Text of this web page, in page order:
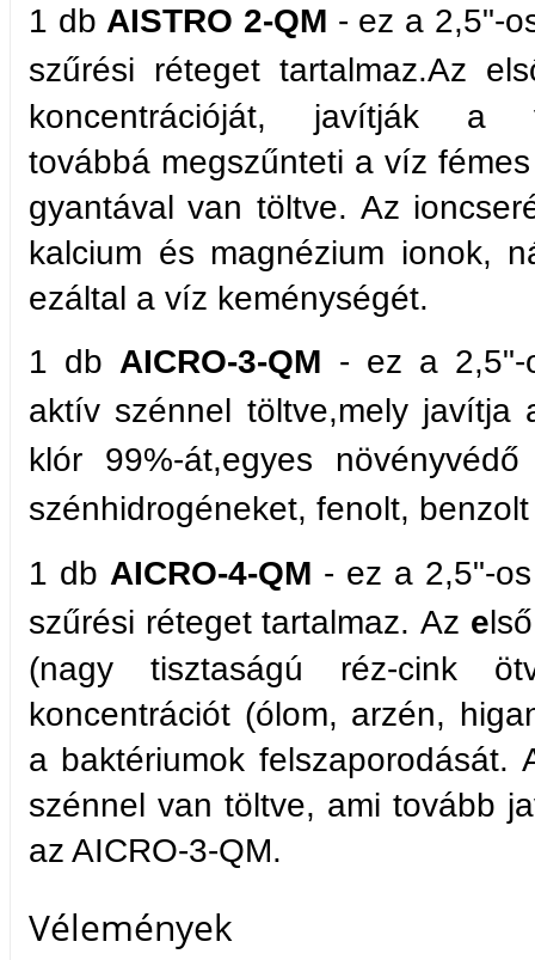
1 db AISTRO 2-QM - ez a 2,5"-
szűrési réteget tartalmaz.Az
koncentrációját, javítják a
továbbá megszűnteti a víz
gyantával van töltve. Az
kalcium és magnézium ionok,
ezáltal a víz keménységét.
1 db AICRO-3-QM - ez a 2,5"-
aktív szénnel töltve,mely
klór 99%-át,egyes
szénhidrogéneket, fenolt,
1 db AICRO-4-QM - ez a 2,5"-
szűrési réteget tartalmaz.Az e
(nagy tisztaságú réz-cink
koncentrációt (ólom, arzén,
a baktériumok felszaporodását.
szénnel van töltve, ami tovább
az AICRO-3-QM.
Vélemények